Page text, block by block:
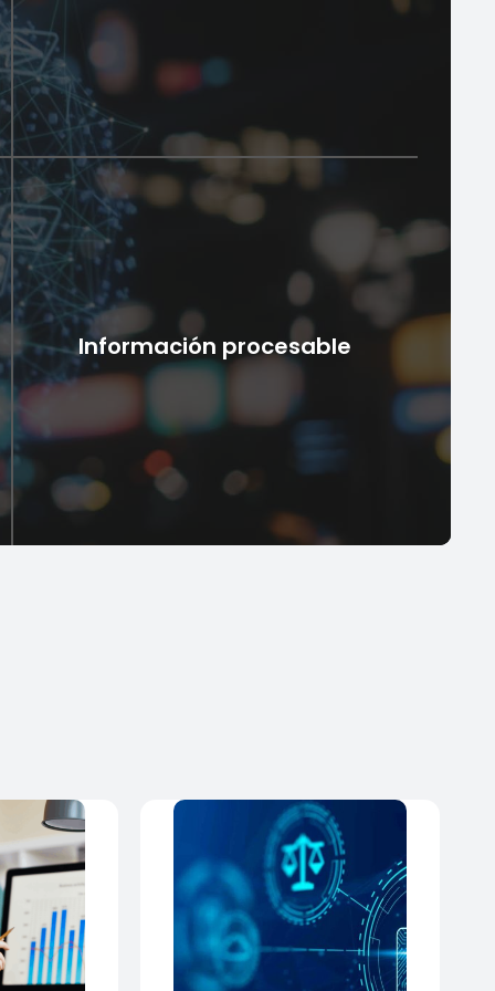
Aprendizaje automático
La solución de firewall de señalización utiliza
algoritmos inteligentes de aprendizaje automático
para descubrir actividades sospechosas. Este
enfoque proactivo para la prevención del fraude
ayuda a la detección temprana de anomalías en
protegiendo contra la pérdida directa de ingresos.
Información procesable
incluido el monitoreo pasivo, el enrutamiento y
bloqueo activo, o un modo combinado, lo que
brinda flexibilidad para abordar los desafíos de
seguridad de la red.